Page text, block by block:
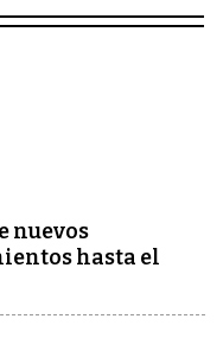
nuevos
hasta el